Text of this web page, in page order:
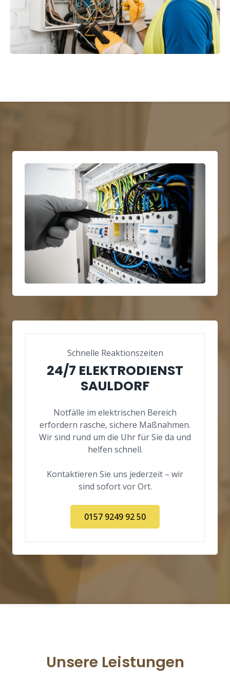
Schnelle Reaktionszeiten
24/7 ELEKTRODIENST
SAULDORF
Notfälle im elektrischen Bereich
erfordern rasche, sichere Maßnahmen.
Wir sind rund um die Uhr für Sie da und
helfen schnell.
Kontaktieren Sie uns jederzeit – wir
sind sofort vor Ort.
0157 9249 92 50
Unsere Leistungen